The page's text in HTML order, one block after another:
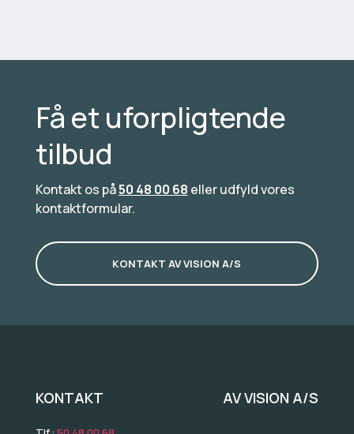
Få et uforpligtende
tilbud
Kontakt os på50 48 00 68 eller udfyld vores
kontaktformular.
KONTAKT AV VISION A/S
KONTAKT AV VISION A/S